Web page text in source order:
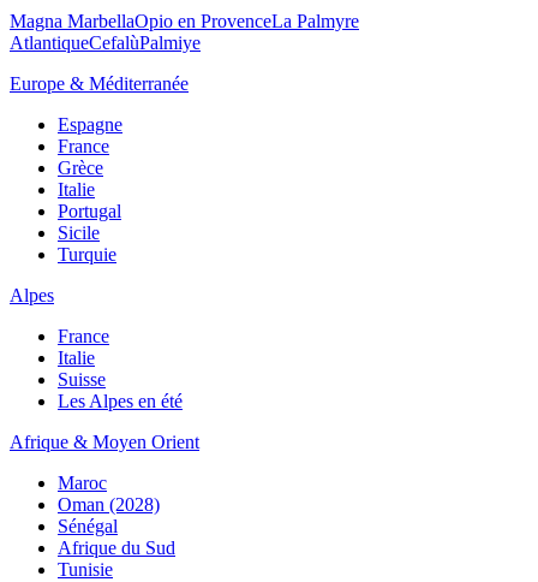
Magna MarbellaOpio en ProvenceLa Palmyre
AtlantiqueCefalùPalmiye
Europe & Méditerranée
Espagne
France
Grèce
Italie
Portugal
Sicile
Turquie
Alpes
France
Italie
Suisse
Les Alpes en été
Afrique & Moyen Orient
Maroc
Oman (2028)
Sénégal
Afrique du Sud
Tunisie